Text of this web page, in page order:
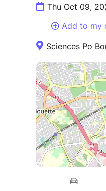
Infos pratiques :
• Accueil à 17h -
• Entrée gratuite
• Propos traduits
• Adresse :
Domaine
Thu Oct 09,
Add to my
Sciences Po